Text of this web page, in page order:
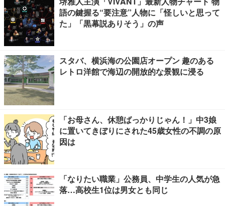
語の鍵握る“要注意”人物に「怪しいと思って
た」「黒幕説ありそう」の声
スタバ、横浜海の公園店オープン 趣のある
レトロ洋館で海辺の開放的な景観に浸る
「お母さん、休憩ばっかりじゃん！」中3娘
に置いてきぼりにされた45歳女性の不調の原
因は
「なりたい職業」公務員、中学生の人気が急
落…高校生1位は男女とも同じ